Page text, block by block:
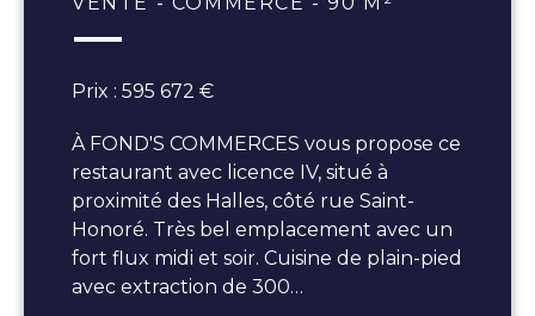
Prix : 595 672 €
À FOND'S COMMERCES vous propose ce
restaurant avec licence IV, situé à
proximité des Halles, côté rue Saint-
Honoré. Très bel emplacement avec un
fort flux midi et soir. Cuisine de plain-pied
avec extraction de 300…